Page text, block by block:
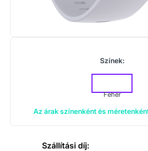
Színek:
Fehér
Az árak színenként és
Szállítási díj: